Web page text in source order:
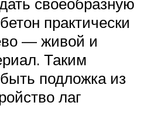
практически
— живой и
Таким
подложка из
лаг